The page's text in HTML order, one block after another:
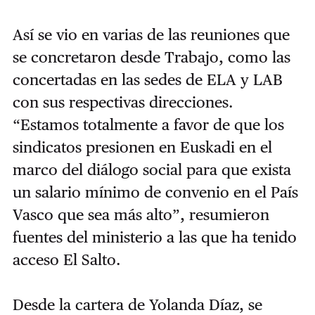
Así se vio en varias de las reuniones que
se concretaron desde Trabajo, como las
concertadas en las sedes de ELA y LAB
con sus respectivas direcciones.
“Estamos totalmente a favor de que los
sindicatos presionen en Euskadi en el
marco del diálogo social para que exista
un salario mínimo de convenio en el País
Vasco que sea más alto”, resumieron
fuentes del ministerio a las que ha tenido
acceso El Salto.
Desde la cartera de Yolanda Díaz, se